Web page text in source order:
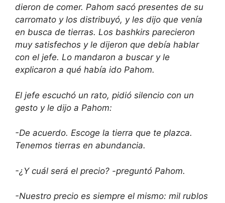
dieron de comer. Pahom sacó presentes de su
carromato y los distribuyó, y les dijo que venía
en busca de tierras. Los bashkirs parecieron
muy satisfechos y le dijeron que debía hablar
con el jefe. Lo mandaron a buscar y le
explicaron a qué había ido Pahom.
El jefe escuchó un rato, pidió silencio con un
gesto y le dijo a Pahom:
-De acuerdo. Escoge la tierra que te plazca.
Tenemos tierras en abundancia.
-¿Y cuál será el precio? -preguntó Pahom.
-Nuestro precio es siempre el mismo: mil rublos